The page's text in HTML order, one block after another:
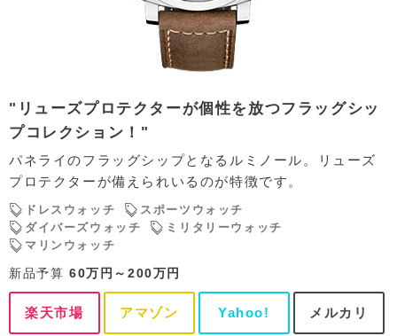
"リューズプロテクターが個性を放つフラッグシッ
プコレクション！"
パネライのフラッグシップとなるルミノール。リューズ
プロテクターが備えられいるのが特徴です。
ドレスウォッチ
スポーツウォッチ
ダイバーズウォッチ
ミリタリーウォッチ
マリンウォッチ
新品予算 60万円～200万円
楽天市場 アマゾン Yahoo! メルカリ